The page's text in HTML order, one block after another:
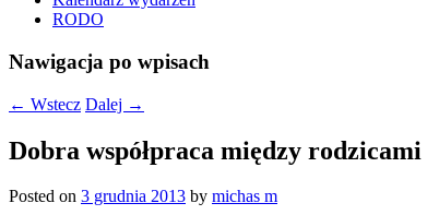
RODO
Nawigacja po wpisach
← Wstecz Dalej →
Dobra współpraca między
Posted on 3 grudnia 2013 by michas m